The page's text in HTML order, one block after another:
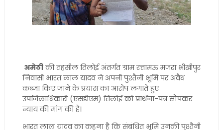
अमेठीकी तहसील तिलोई अंतर्गत ग्राम रत्तामऊ मजरा भीखीपुर
निवासी भारत लाल यादव ने अपनी पुश्तैनी भूमि पर अवैध
कब्जा किए जाने के प्रयास का आरोप लगाते हुए
उपजिलाधिकारी (एसडीएम) तिलोई को प्रार्थना-पत्र सौंपकर
न्याय की मांग की है।
भारत लाल यादव का कहना है कि संबंधित भूमि उनकी पुश्तैनी